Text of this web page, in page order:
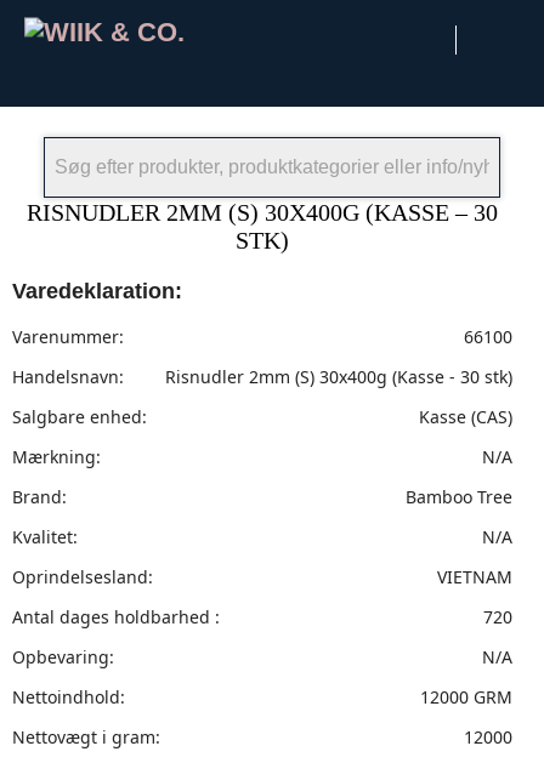
RISNUDLER 2MM (S) 30X400G (KASSE – 30
STK)
Varedeklaration:
Varenummer:
66100
Handelsnavn:
Risnudler 2mm (S) 30x400g (Kasse - 30 stk)
Salgbare enhed:
Kasse (CAS)
Mærkning:
N/A
Brand:
Bamboo Tree
Kvalitet:
N/A
Oprindelsesland:
VIETNAM
Antal dages holdbarhed :
720
Opbevaring:
N/A
Nettoindhold:
12000 GRM
Nettovægt i gram:
12000